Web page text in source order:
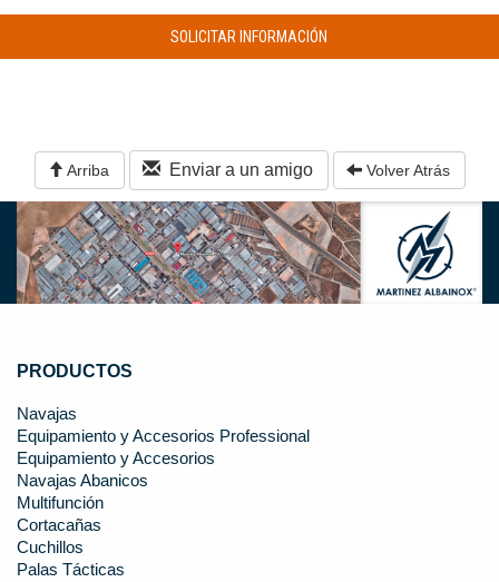
SOLICITAR INFORMACIÓN
Arriba Enviar a un amigo Volver Atrás
PRODUCTOS
Navajas
Equipamiento y Accesorios Professional
Equipamiento y Accesorios
Navajas Abanicos
Multifunción
Cortacañas
Cuchillos
Palas Tácticas